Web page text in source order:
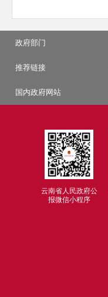
政府部门
推荐链接
国内政府网站
云南省人民政府公
报微信小程序